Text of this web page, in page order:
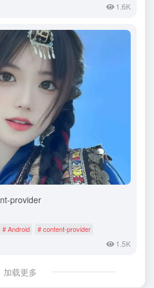
1.6K
provider
# Android # content-provider
1.5K
加载更多